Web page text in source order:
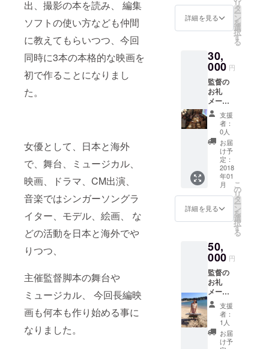
出、撮影の本を読み、 編集
ソフトの使い方なども仲間
に教えてもらいつつ、今回
同時に3本の本格的な映画を
初で作ることになりまし
た。
女優として、日本と海外
で、舞台、ミュージカル、
映画、ドラマ、CM出演、
音楽ではシンガーソングラ
イター、モデル、絵画、 な
どの活動を日本と海外でや
りつつ、
主催監督脚本の舞台や
ミュージカル、 今回長編映
画も何本も作り始める事に
なりました。
ジット
監督の
作詞作
曲2曲入
ニメ、
ハン
ターハ
ンター
のキル
ア役の
声優、
三橋加
奈子さ
んの写
真つき
サイン
奇跡の
クリス
マス 劇
場無料
招待
詳細を見る
リ
タ
ー
ン
を
選
択
す
る
30,
000 円
監督の
お礼
メール
監督、
好きな
主演女
優俳優
のサイ
ン エン
ドロー
ルクレ
ジット
監督の
CDプレ
ゼント
主演俳
SADA
のレア
ものCD
アルバ
ム8曲入
り ハン
ターハ
ンター
のキル
ア役の
声優、
支援
者：
0人
お届
け予
定：
2018
年01
月
詳細を見る
こ
の
リ
タ
ー
ン
を
選
択
す
る
50,
000 円
監督の
お礼
メール
監督、
好きな
主演女
優俳優
のサイ
支援
者：
1人
お届
け予